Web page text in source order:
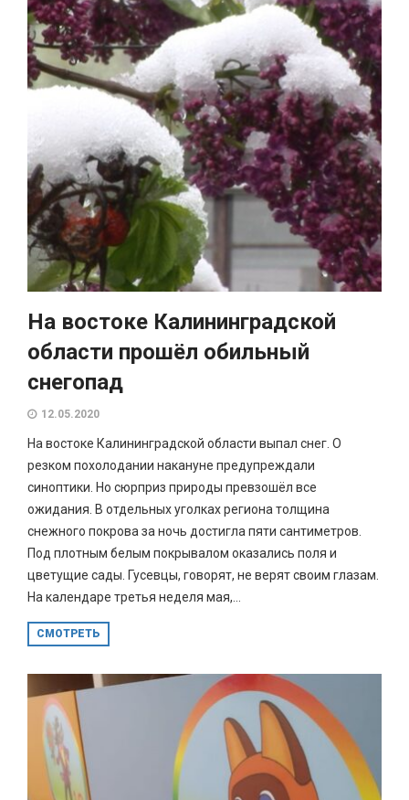
На востоке Калининградской
области прошёл обильный
снегопад
12.05.2020
На востоке Калининградской области выпал снег. О
резком похолодании накануне предупреждали
синоптики. Но сюрприз природы превзошёл все
ожидания. В отдельных уголках региона толщина
снежного покрова за ночь достигла пяти сантиметров.
Под плотным белым покрывалом оказались поля и
цветущие сады. Гусевцы, говорят, не верят своим глазам.
На календаре третья неделя мая,...
СМОТРЕТЬ